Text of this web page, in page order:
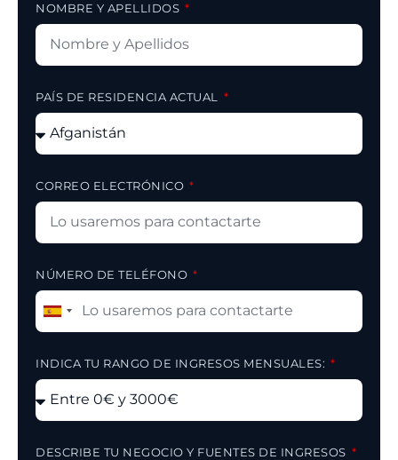
NOMBRE Y APELLIDOS
PAÍS DE RESIDENCIA ACTUAL
CORREO ELECTRÓNICO
NÚMERO DE TELÉFONO
Spain
+34
INDICA TU RANGO DE INGRESOS MENSUALES:
DESCRIBE TU NEGOCIO Y FUENTES DE INGRESOS